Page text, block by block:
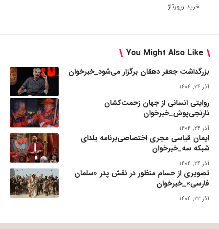
خرید رپورتاژ
You Might Also Like
بزرگداشت جعفر دهقان برگزار می‌شود_خبرخوان
آذر ۲۴, ۱۴۰۴
روایتی انسانی از جهان زحمت‌کشان
نارنجی‌پوش_خبرخوان
آذر ۲۴, ۱۴۰۴
ایمان قیاسی مجری اختصاصی‌برنامه یلدای
شبکه سه_خبرخوان
آذر ۲۴, ۱۴۰۴
تصویری از حسام منظور در نقش پدر «سلمان
فارسی»_خبرخوان
آذر ۲۳, ۱۴۰۴